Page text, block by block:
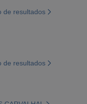
de resultados
de resultados